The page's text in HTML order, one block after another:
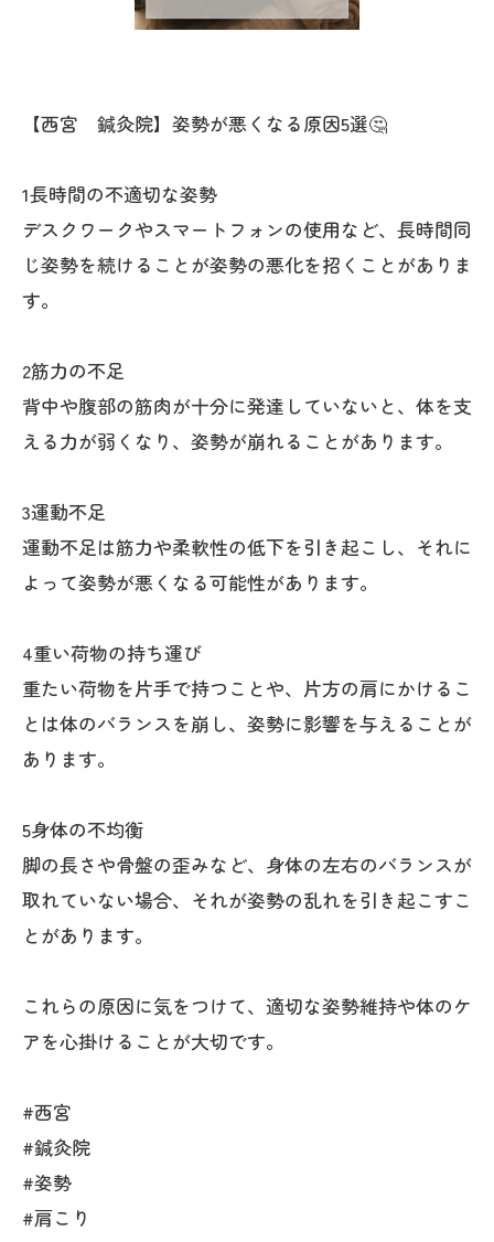
【西宮 鍼灸院】姿勢が悪くなる原因5選🤔
1長時間の不適切な姿勢
デスクワークやスマートフォンの使用など、長時間同
じ姿勢を続けることが姿勢の悪化を招くことがありま
す。
2筋力の不足
背中や腹部の筋肉が十分に発達していないと、体を支
える力が弱くなり、姿勢が崩れることがあります。
3運動不足
運動不足は筋力や柔軟性の低下を引き起こし、それに
よって姿勢が悪くなる可能性があります。
4重い荷物の持ち運び
重たい荷物を片手で持つことや、片方の肩にかけるこ
とは体のバランスを崩し、姿勢に影響を与えることが
あります。
5身体の不均衡
脚の長さや骨盤の歪みなど、身体の左右のバランスが
取れていない場合、それが姿勢の乱れを引き起こすこ
とがあります。
これらの原因に気をつけて、適切な姿勢維持や体のケ
アを心掛けることが大切です。
#西宮
#鍼灸院
#姿勢
#肩こり